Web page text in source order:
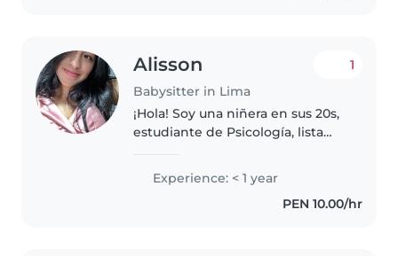
Alisson
Babysitter in Lima
1
¡Hola! Soy una niñera en sus 20s,
estudiante de Psicología, lista
entusiasmo y responsabilidad.
Aunque no tengo experiencia
profesional, tengo mucha
Experience: < 1 year
PEN 10.00/hr